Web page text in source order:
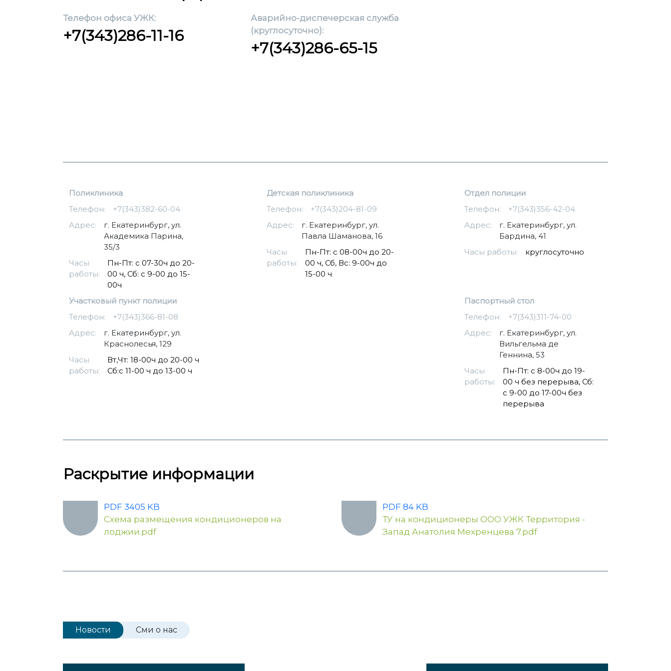
Телефон офиса УЖК:
+7(343)286-11-16
Аварийно-диспечерская служба
(круглосуточно):
+7(343)286-65-15
Поликлиника
Телефон:
+7(343)382-60-04
Адрес:
г. Екатеринбург, ул.
Академика Парина,
35/3
Часы
работы:
Пн-Пт: с 07-30ч до 20-
00 ч, Сб: с 9-00 до 15-
00ч
Детская поликлиника
Телефон:
+7(343)204-81-09
Адрес:
г. Екатеринбург, ул.
Павла Шаманова, 16
Часы
работы:
Пн-Пт: с 08-00ч до 20-
00 ч, Сб, Вс: 9-00ч до
15-00 ч
Отдел полиции
Телефон:
+7(343)356-42-04
Адрес:
г. Екатеринбург, ул.
Бардина, 41
Часы работы:
круглосуточно
Участковый пункт полиции
Телефон:
+7(343)366-81-08
Адрес:
г. Екатеринбург, ул.
Краснолесья, 129
Часы
работы:
Вт,Чт: 18-00ч до 20-00 ч
Сб:с 11-00 ч до 13-00 ч
Паспортный стол
Телефон:
+7(343)311-74-00
Адрес:
г. Екатеринбург, ул.
Вильгельма де
Геннина, 53
Часы
работы:
Пн-Пт: с 8-00ч до 19-
00 ч без перерыва, Сб:
с 9-00 до 17-00ч без
перерыва
Раскрытие информации
PDF 3405 KB
Схема размещения кондиционеров на
лоджии.pdf
PDF 84 KB
ТУ на кондиционеры ООО УЖК Территория -
Запад Анатолия Мехренцева 7.pdf
Новости Сми о нас